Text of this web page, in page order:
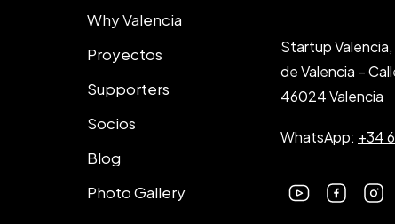
Why Valencia
Proyectos
Supporters
Socios
Blog
Photo Gallery
Startup Valencia,
de Valencia –
46024 Valencia
WhatsApp: +34